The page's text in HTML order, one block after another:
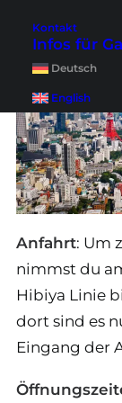
Kontakt
Infos für
Deutsch
English
Anfahrt: Um
nimmst du
Hibiya Linie
dort sind es
Eingang der